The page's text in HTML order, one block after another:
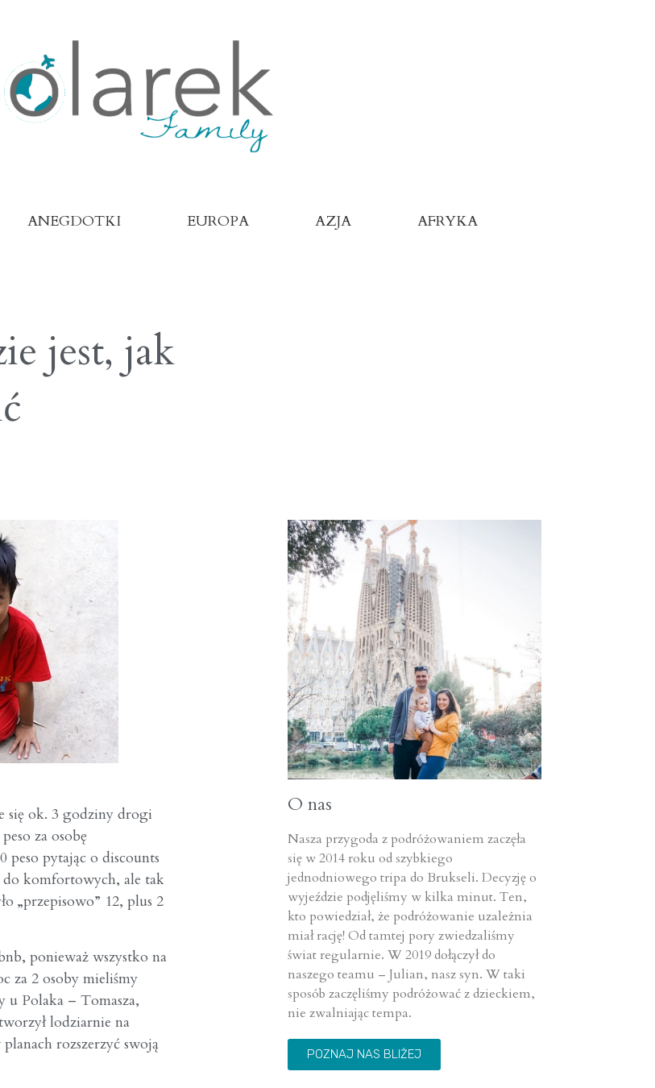
ANEGDOTKI EUROPA AZJA AFRYKA
jest, jak
się ok. 3 godziny drogi
za osobę
peso pytając o discounts
do komfortowych, ale tak
„przepisowo” 12, plus 2
ponieważ wszystko na
za 2 osoby mieliśmy
u Polaka – Tomasza,
lodziarnie na
rozszerzyć swoją
O nas
Nasza przygoda z podróżowaniem zaczęła
się w 2014 roku od szybkiego
jednodniowego tripa do Brukseli. Decyzję o
wyjeździe podjęliśmy w kilka minut. Ten,
kto powiedział, że podróżowanie uzależnia
miał rację! Od tamtej pory zwiedzaliśmy
świat regularnie. W 2019 dołączył do
naszego teamu – Julian, nasz syn. W taki
sposób zaczęliśmy podróżować z dzieckiem,
nie zwalniając tempa.
POZNAJ NAS BLIŻEJ